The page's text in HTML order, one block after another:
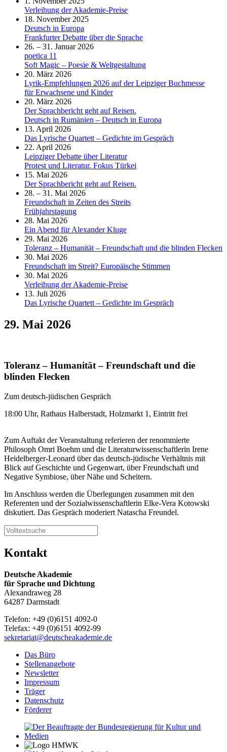
Verleihung der Akademie-Preise
18. November 2025
Deutsch in Europa
Frankfurter Debatte über die Sprache
26. – 31. Januar 2026
poetica 11
Soft Magic – Poesie & Weltgestaltung
20. März 2026
Lyrik-Empfehlungen 2026 auf der Leipziger Buchmesse
für Erwachsene und Kinder
20. März 2026
Der Sprachbericht geht auf Reisen.
Deutsch in Rumänien – Deutsch in Europa
13. April 2026
Das Lyrische Quartett – Gedichte im Gespräch
22. April 2026
Leipziger Debatte über Literatur
Protest und Literatur. Fokus Türkei
15. Mai 2026
Der Sprachbericht geht auf Reisen.
28. – 31. Mai 2026
Freundschaft in Zeiten des Streits
Frühjahrstagung
28. Mai 2026
Ein Abend für Alexander Kluge
29. Mai 2026
Toleranz – Humanität – Freundschaft und die blinden Flecken
30. Mai 2026
Freundschaft im Streit? Europäische Stimmen
30. Mai 2026
Verleihung der Akademie-Preise
13. Juli 2026
Das Lyrische Quartett – Gedichte im Gespräch
29. Mai 2026
Toleranz – Humanität – Freundschaft und die
blinden Flecken
Zum deutsch-jüdischen Gespräch
18:00 Uhr, Rathaus Halberstadt, Holzmarkt 1, Eintritt frei
Zum Auftakt der Veranstaltung referieren der renommierte
Philosoph Omri Boehm und die Literaturwissenschaftlerin Irene
Heidelberger-Leonard über das deutsch-jüdische Verhältnis mit
Blick auf Geschichte und Gegenwart, über Freundschaft und
Negative Symbiose, über Nähe und Scheitern.
Im Anschluss werden die Überlegungen zusammen mit den
Referenten und der Sozialwissenschaftlerin Elke-Vera Kotowski
diskutiert. Das Gespräch moderiert Natascha Freundel.
Kontakt
Deutsche Akademie
für Sprache und Dichtung
Alexandraweg 28
64287 Darmstadt
Telefon: +49 (0)6151 4092-0
Telefax: +49 (0)6151 4092-99
sekretariat@deutscheakademie.de
Das Büro
Stellenangebote
Newsletter
Impressum
Träger
Datenschutz
Förderer